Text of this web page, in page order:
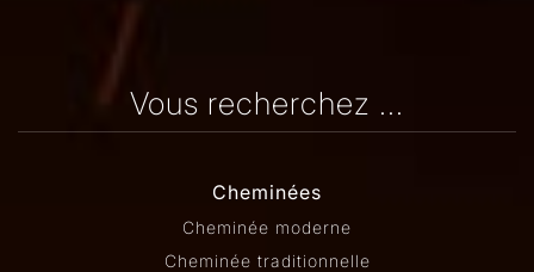
Vous recherchez ...
Cheminées
Cheminée moderne
Cheminée traditionnelle